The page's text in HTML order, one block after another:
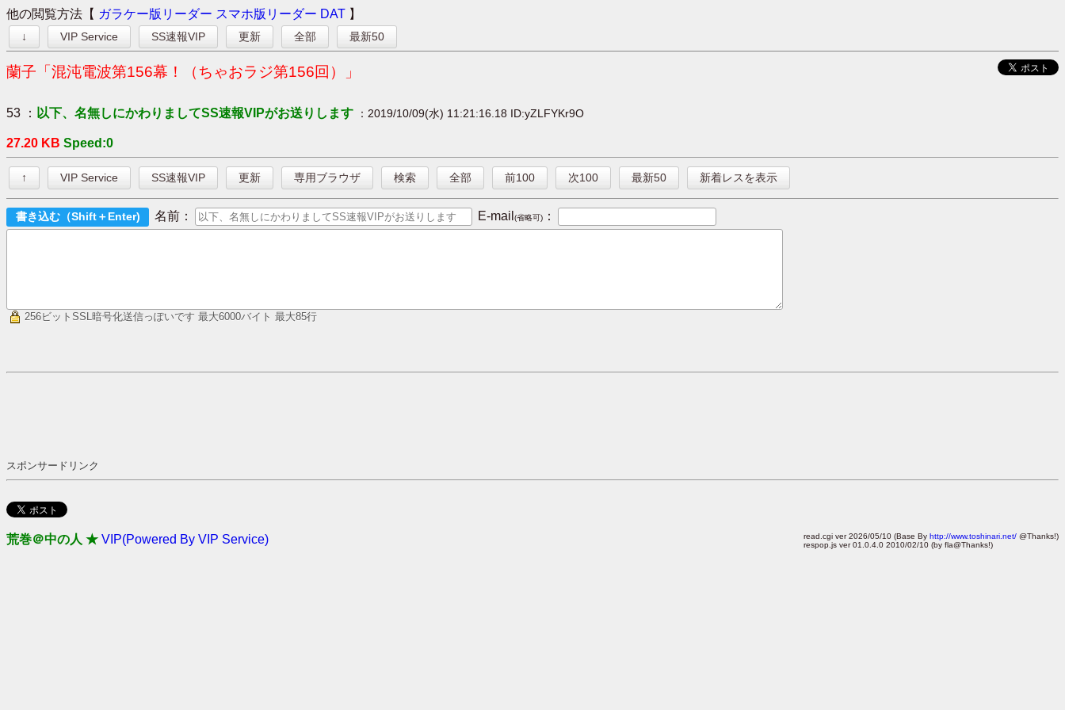
他の閲覧方法【 ガラケー版リーダー スマホ版リーダー DAT 】
↓ VIP Service SS速報VIP 更新 全部 最新50
蘭子「混沌電波第156幕！（ちゃおラジ第156回）」
53 ： 以下、名無しにかわりましてSS速報VIPがお送りします ：2019/10/09(水) 11:21:16.18 ID:yZLFYKr9O
27.20 KB Speed:0
↑ VIP Service SS速報VIP 更新 専用ブラウザ 検索 全部 前100 次100 最新50 新着レスを表示
名前： E-mail (省略可) ：
256ビットSSL暗号化送信っぽいです 最大6000バイト 最大85行
スポンサードリンク
荒巻＠中の人 ★ VIP(Powered By VIP Service) read.cgi ver 2026/05/10 (Base By http://www.toshinari.net/ @Thanks!)
respop.js ver 01.0.4.0 2010/02/10 (by fla@Thanks!)